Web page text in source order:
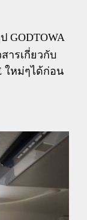
GODTOWA
ารเกี่ยวกับ
ใหม่ๆได้ก่อน